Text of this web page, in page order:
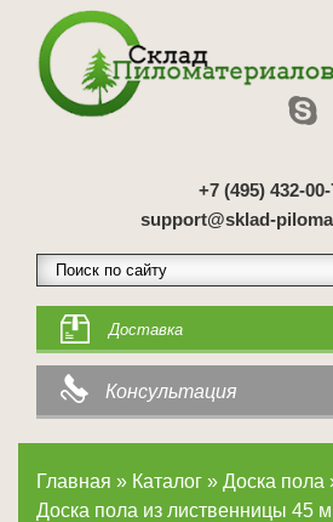
+7 (495) 432-
support@sklad-
Доставка
Консультация
Главная » Каталог » Доска пола
Доска пола из лиственницы 45